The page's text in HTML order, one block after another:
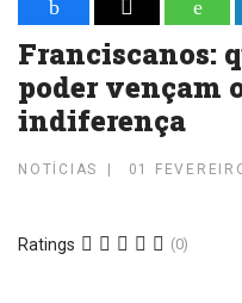
Franciscanos:
poder vençam
indiferença
NOTÍCIAS 01
Ratings (0)